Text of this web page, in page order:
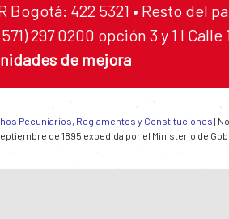
422 5321 • Resto del
297 0200 opción 3 y 1 I Calle
de mejora
Pecuniarios, Reglamentos y Constituciones |
de 1895 expedida por el Ministerio de